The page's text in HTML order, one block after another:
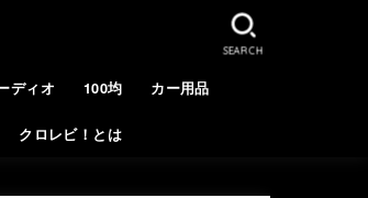
ディオ 100均 カー用品
クロレビ！とは
SEARCH